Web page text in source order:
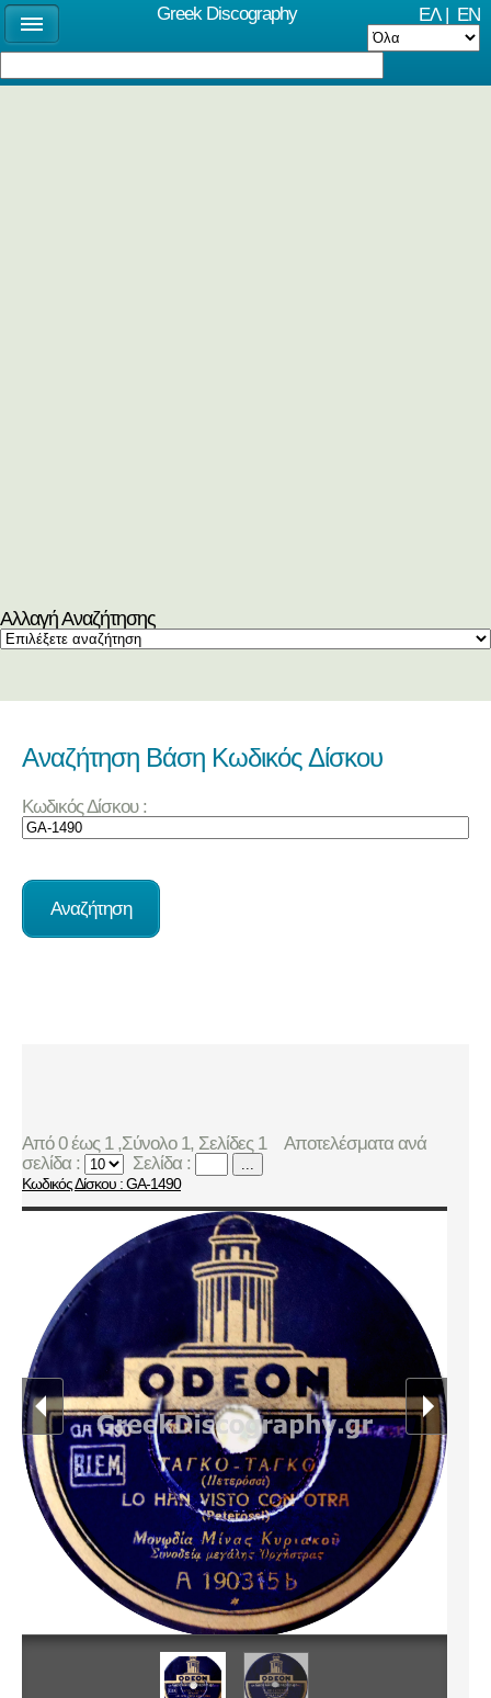
ΕΛ| EN
Αλλαγή Αναζήτησης
Αναζήτηση Βάση Κωδικός Δίσκου
Κωδικός Δίσκου :
Από 0 έως 1 ,Σύνολο 1, Σελίδες 1
Αποτελέσματα ανά
σελίδα :
Σελίδα : ...
Κωδικός Δίσκου : GA-1490
Greek Discography